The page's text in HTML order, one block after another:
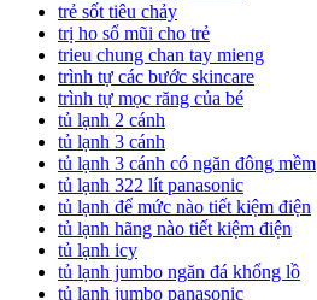
trẻ sốt tiêu chảy
trị ho sổ mũi cho trẻ
trieu chung chan tay mieng
trình tự các bước skincare
trình tự mọc răng của bé
tủ lạnh 2 cánh
tủ lạnh 3 cánh
tủ lạnh 3 cánh có ngăn đông mềm
tủ lạnh 322 lít panasonic
tủ lạnh để mức nào tiết kiệm điện
tủ lạnh hãng nào tiết kiệm điện
tủ lạnh icy
tủ lạnh jumbo ngăn đá khổng lồ
tủ lạnh jumbo panasonic